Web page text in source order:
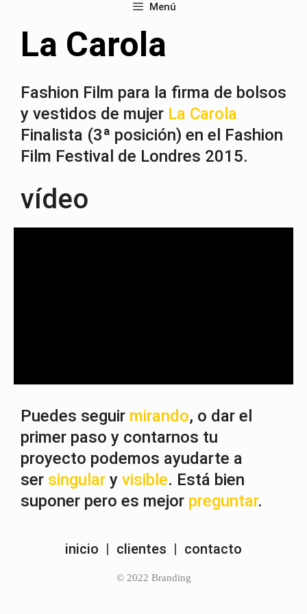
Menú
La Carola
Fashion Film para la firma de bolsos
y vestidos de mujer La Carola
Finalista (3ª posición) en el Fashion
Film Festival de Londres 2015.
vídeo
Puedes seguir mirando, o dar el
primer paso y contarnos tu
proyecto podemos ayudarte a
ser singular y visible. Está bien
suponer pero es mejor preguntar.
inicio | clientes | contacto
© 2022 Branding